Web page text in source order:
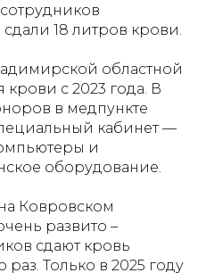
18 литров крови.
областной
с 2023 года. В
в медпункте
кабинет —
и
оборудование.
Ковровском
развито –
сдают кровь
Только в 2025 году